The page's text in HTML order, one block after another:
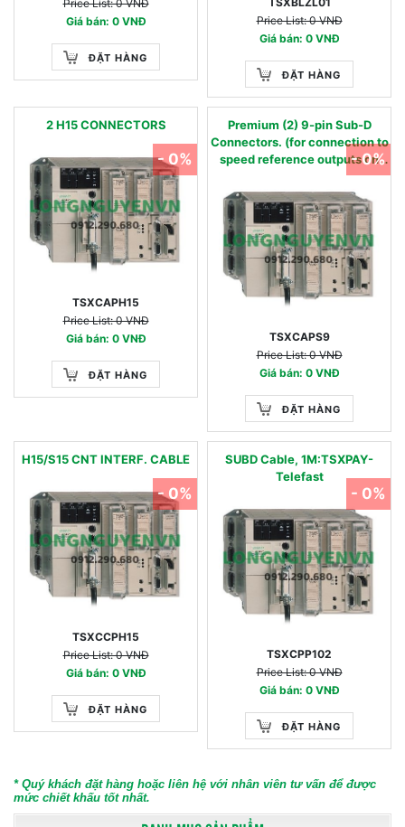
Price List: 0 VNĐ
Giá bán: 0 VNĐ
ĐẶT HÀNG
Price List: 0 VNĐ
Giá bán: 0 VNĐ
ĐẶT HÀNG
2 H15 CONNECTORS
TSXCAPH15
Price List: 0 VNĐ
Giá bán: 0 VNĐ
ĐẶT HÀNG
- 0%
Premium (2) 9-pin Sub-D
Connectors. (for connection to
speed reference outputs on
TSXCAPS9
Price List: 0 VNĐ
Giá bán: 0 VNĐ
ĐẶT HÀNG
- 0%
H15/S15 CNT INTERF. CABLE
TSXCCPH15
Price List: 0 VNĐ
Giá bán: 0 VNĐ
ĐẶT HÀNG
- 0%
SUBD Cable, 1M:TSXPAY-
Telefast
TSXCPP102
Price List: 0 VNĐ
Giá bán: 0 VNĐ
ĐẶT HÀNG
- 0%
* Quý khách đặt hàng hoặc liên hệ với nhân viên tư vấn để được
mức chiết khấu tốt nhất.